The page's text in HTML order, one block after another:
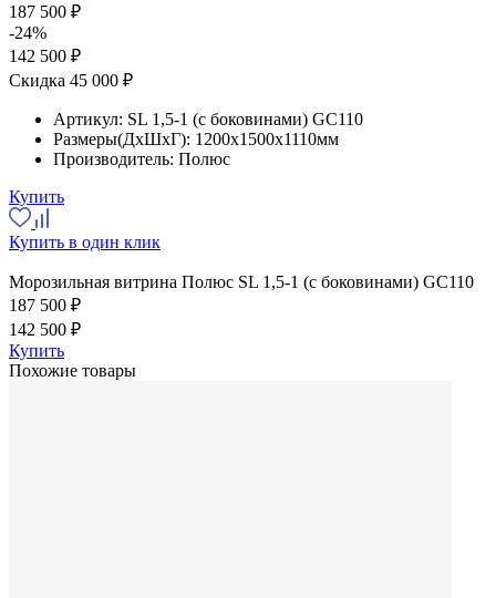
187 500 ₽
-24%
142 500 ₽
Скидка 45 000 ₽
Артикул: SL 1,5-1 (с боковинами) GC110
Размеры(ДхШхГ): 1200x1500x1110мм
Производитель: Полюс
Купить
Купить в один клик
Морозильная витрина Полюс SL 1,5-1 (с боковинами) GC110
187 500 ₽
142 500 ₽
Купить
Похожие товары